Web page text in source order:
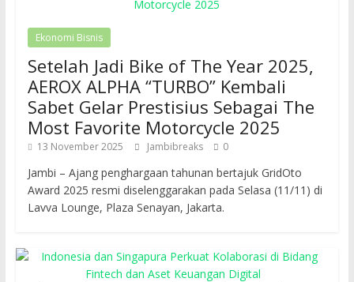
Ekonomi Bisnis
Setelah Jadi Bike of The Year 2025,
AEROX ALPHA “TURBO” Kembali
Sabet Gelar Prestisius Sebagai The
Most Favorite Motorcycle 2025
13 November 2025 Jambibreaks 0
Jambi – Ajang penghargaan tahunan bertajuk GridOto
Award 2025 resmi diselenggarakan pada Selasa (11/11) di
Lavva Lounge, Plaza Senayan, Jakarta.